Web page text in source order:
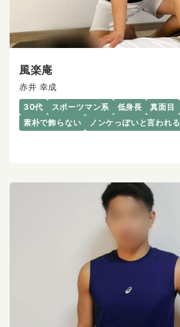
風楽庵
赤井 幸成
30代 スポーツマン系 低身長 真面目
素朴で飾らない
ノンケっぽいと言われる